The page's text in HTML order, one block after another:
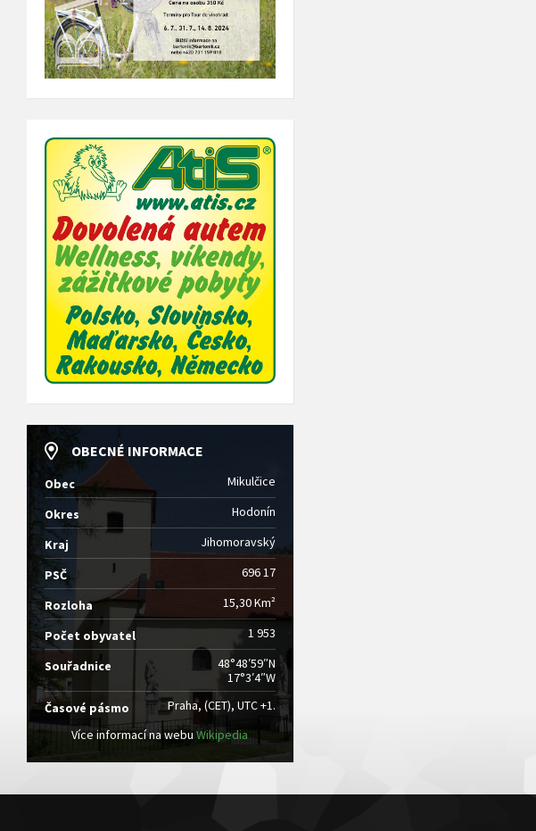
OBECNÉ INFORMACE
Obec Mikulčice
Okres Hodonín
Kraj Jihomoravský
PSČ 696 17
Rozloha 15,30 Km²
Počet obyvatel 1 953
Souřadnice
48°48′59″N
17°3′4″W
Časové pásmo
Praha, (CET), UTC +1.
Více informací na webuWikipedia